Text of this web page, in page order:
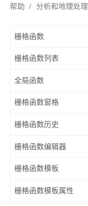
帮助 分析和地理处理
栅格函数
栅格函数列表
全局函数
栅格函数窗格
栅格函数历史
栅格函数编辑器
栅格函数模板
栅格函数模板属性